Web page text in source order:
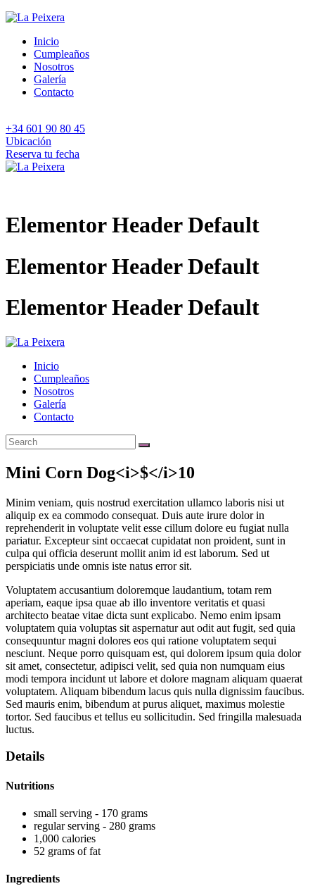
Inicio
Cumpleaños
Nosotros
Galería
Contacto
+34 601 90 80 45
Ubicación
Reserva tu fecha
Elementor Header Default
Elementor Header Default
Elementor Header Default
Inicio
Cumpleaños
Nosotros
Galería
Contacto
Mini Corn Dog<i>$</i>10
Minim veniam, quis nostrud exercitation ullamco laboris nisi ut
aliquip ex ea commodo consequat. Duis aute irure dolor in
reprehenderit in voluptate velit esse cillum dolore eu fugiat nulla
pariatur. Excepteur sint occaecat cupidatat non proident, sunt in
culpa qui officia deserunt mollit anim id est laborum. Sed ut
perspiciatis unde omnis iste natus error sit.
Voluptatem accusantium doloremque laudantium, totam rem
aperiam, eaque ipsa quae ab illo inventore veritatis et quasi
architecto beatae vitae dicta sunt explicabo. Nemo enim ipsam
voluptatem quia voluptas sit aspernatur aut odit aut fugit, sed quia
consequuntur magni dolores eos qui ratione voluptatem sequi
nesciunt. Neque porro quisquam est, qui dolorem ipsum quia dolor
sit amet, consectetur, adipisci velit, sed quia non numquam eius
modi tempora incidunt ut labore et dolore magnam aliquam quaerat
voluptatem. Aliquam bibendum lacus quis nulla dignissim faucibus.
Sed mauris enim, bibendum at purus aliquet, maximus molestie
tortor. Sed faucibus et tellus eu sollicitudin. Sed fringilla malesuada
luctus.
Details
Nutritions
small serving - 170 grams
regular serving - 280 grams
1,000 calories
52 grams of fat
Ingredients